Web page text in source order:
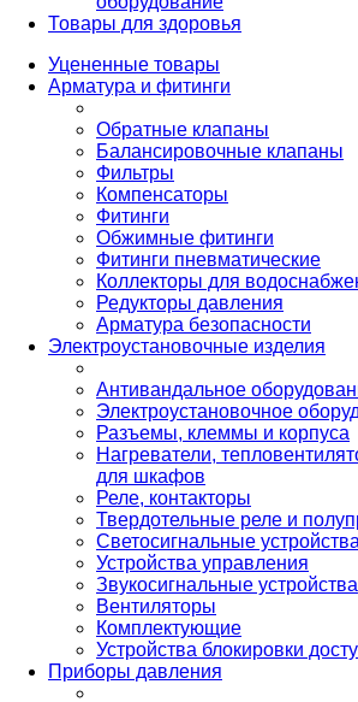
Товары для здоровья
Уцененные товары
Арматура и фитинги
Обратные клапаны
Балансировочные клапаны
Фильтры
Компенсаторы
Фитинги
Обжимные фитинги
Фитинги пневматические
Коллекторы для
Редукторы давления
Арматура безопасности
Электроустановочные изделия
Антивандальное
Электроустановочное
Разъемы, клеммы и корпуса
Нагреватели,
для шкафов
Реле, контакторы
Твердотельные реле и
Светосигнальные устройства
Устройства управления
Звукосигнальные устройства
Вентиляторы
Комплектующие
Устройства блокировки
Приборы давления